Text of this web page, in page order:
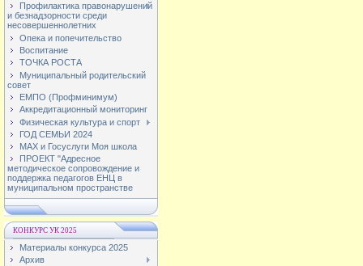
Профилактика правонарушений
и безнадзорности среди
несовершеннолетних
Опека и попечительство
Воспитание
ТОЧКА РОСТА
Муниципальный родительский
совет
ЕМПО (Профминимум)
Аккредитационный мониторинг
Физическая культура и спорт
ГОД СЕМЬИ 2024
МАХ и Госуслуги Моя школа
ПРОЕКТ "Адресное
методическое сопровождение и
поддержка педагогов ЕНЦ в
муниципальном пространстве
КОНКУРС УК 2025
Материалы конкурса 2025
Архив